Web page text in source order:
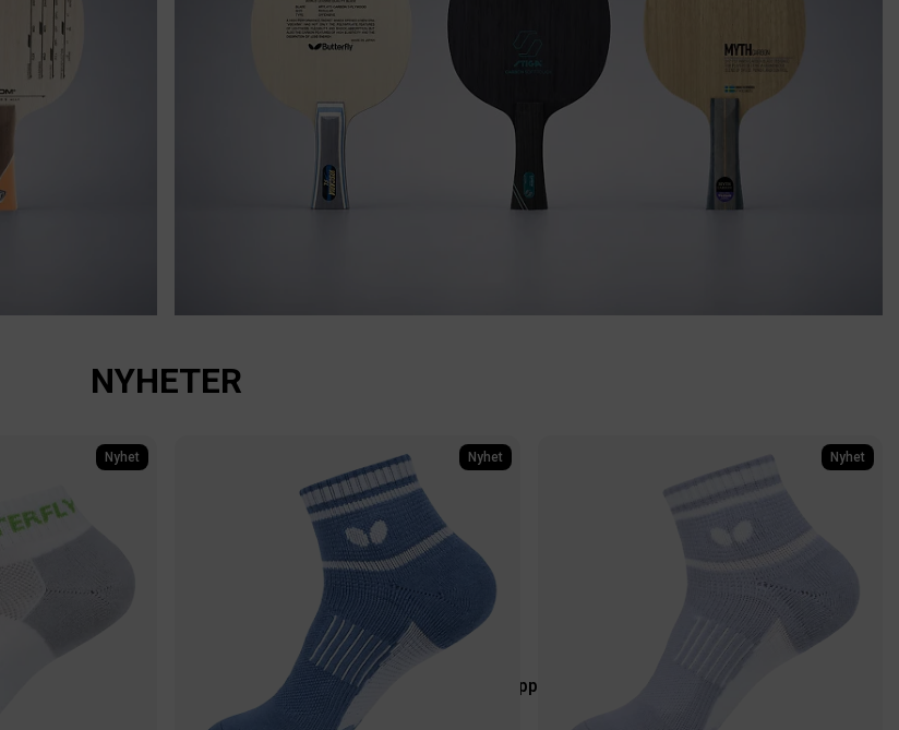
STIGA HELIX HYBRID
CARBONSTOMMAR
Stommar med carbon för ökad fart och stabilitet
Shoppa nu
NYHETER
Nyhet Nyhet Nyhet